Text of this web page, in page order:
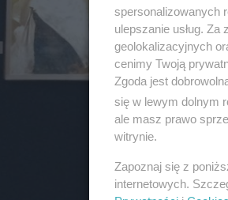
spersonalizowanych
ulepszanie usług.
geolokalizacyjnych
cenimy Twoją
Zgoda jest
się w lewym dolnym
ale masz prawo
witrynie.
Zapoznaj się z
internetowych.